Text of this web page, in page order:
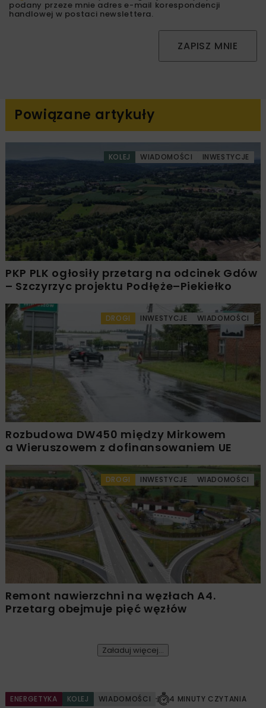
podany przeze mnie adres e-mail korespondencji
handlowej w postaci newslettera.
ZAPISZ MNIE
Powiązane artykuły
KOLEJ WIADOMOŚCI INWESTYCJE
PKP PLK ogłosiły przetarg na odcinek Gdów
– Szczyrzyc projektu Podłęże–Piekiełko
DROGI INWESTYCJE WIADOMOŚCI
Rozbudowa DW450 między Mirkowem
a Wieruszowem z dofinansowaniem UE
DROGI INWESTYCJE WIADOMOŚCI
Remont nawierzchni na węzłach A4.
Przetarg obejmuje pięć węzłów
Załaduj więcej...
ENERGETYKA KOLEJ WIADOMOŚCI 4 MINUTY CZYTANIA